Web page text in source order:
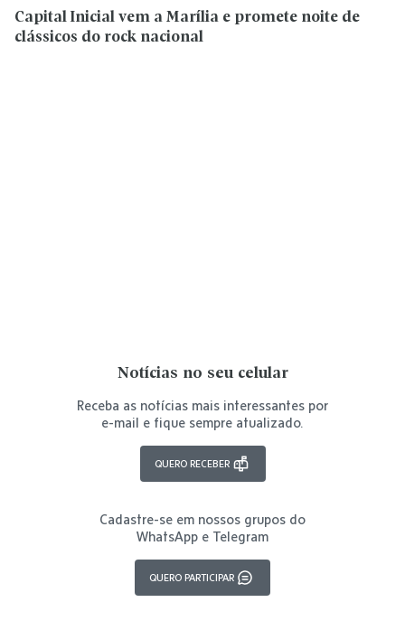
Capital Inicial vem a Marília e promete noite de
clássicos do rock nacional
Notícias no seu celular
Receba as notícias mais interessantes por
e-mail e fique sempre atualizado.
QUERO RECEBER
Cadastre-se em nossos grupos do
WhatsApp e Telegram
QUERO PARTICIPAR